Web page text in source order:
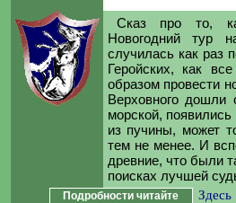
Сказ про то,
Новогодний тур
случилась как раз
Геройских, как
образом провести
Верховного дошли
морской,
из пучины, может
тем не менее. И
древние, что были
поисках лучшей
Подробности читайте Здесь